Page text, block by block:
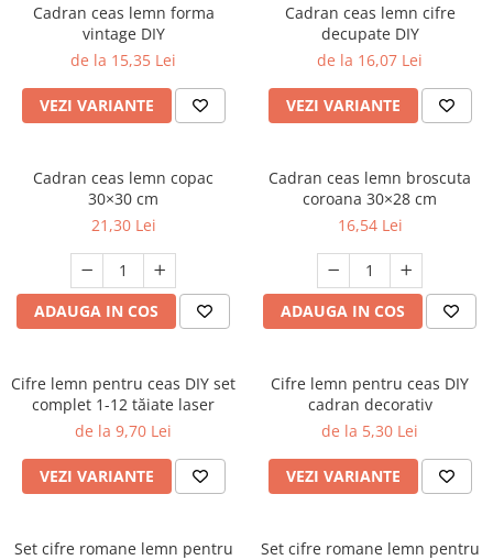
Cadran ceas lemn forma
vintage DIY
de la 15,35 Lei
VEZI VARIANTE
Cadran ceas lemn cifre
decupate DIY
de la 16,07 Lei
VEZI VARIANTE
Cadran ceas lemn copac
30×30 cm
21,30 Lei
ADAUGA IN COS
Cadran ceas lemn broscuta
coroana 30×28 cm
16,54 Lei
ADAUGA IN COS
Cifre lemn pentru ceas DIY set
complet 1-12 tăiate laser
de la 9,70 Lei
VEZI VARIANTE
Cifre lemn pentru ceas DIY
cadran decorativ
de la 5,30 Lei
VEZI VARIANTE
Set cifre romane lemn pentru
Set cifre romane lemn pentru